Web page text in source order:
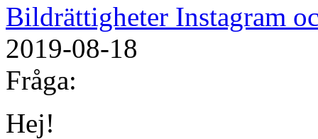
Bildrättigheter Instagram
2019-08-18
Fråga:
Hej!